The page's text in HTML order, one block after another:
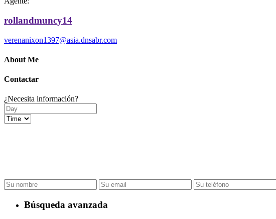
rollandmuncy14
verenanixon1397@asia.dnsabr.com
About Me
Contactar
¿Necesita información?
Búsqueda avanzada